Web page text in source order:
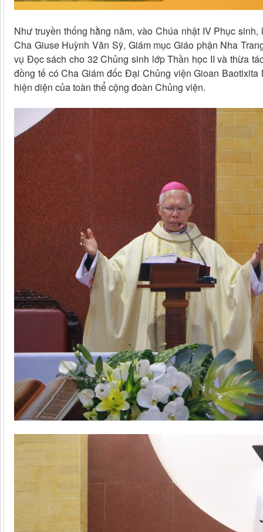
Như truyền thống hằng năm, vào Chúa nhật IV Phục
Cha Giuse Huỳnh Văn Sỹ, Giám mục Giáo phận Nha
vụ Đọc sách cho 32 Chủng sinh lớp Thần học II và thừa
đồng tế có Cha Giám đốc Đại Chủng viện Gioan
hiện diện của toàn thể cộng đoàn Chủng viện.